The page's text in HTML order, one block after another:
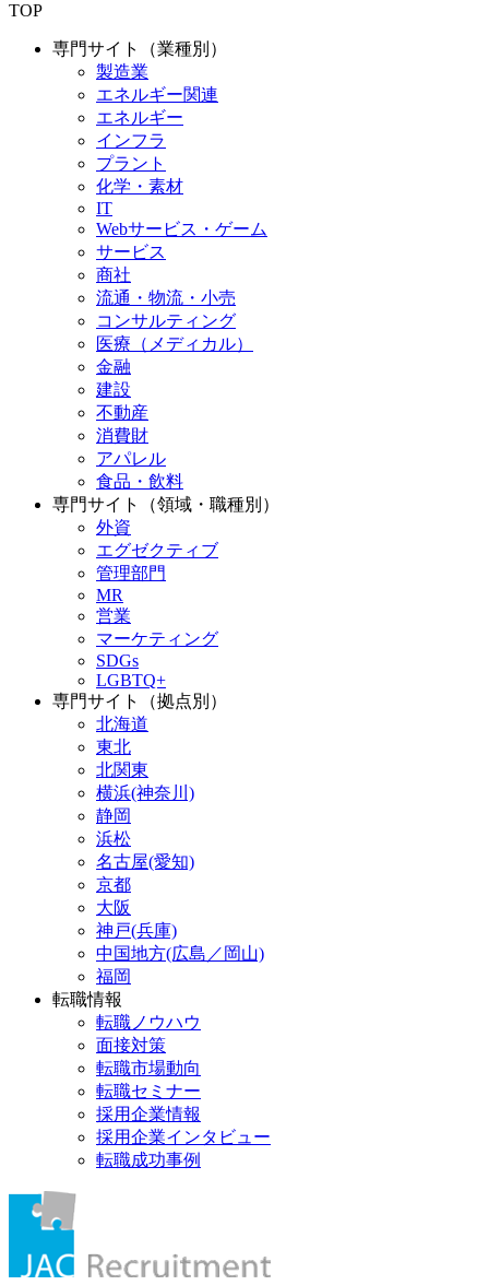
TOP
専門サイト（業種別）
製造業
エネルギー関連
エネルギー
インフラ
プラント
化学・素材
IT
Webサービス・ゲーム
サービス
商社
流通・物流・小売
コンサルティング
医療（メディカル）
金融
建設
不動産
消費財
アパレル
食品・飲料
専門サイト（領域・職種別）
外資
エグゼクティブ
管理部門
MR
営業
マーケティング
SDGs
LGBTQ+
専門サイト（拠点別）
北海道
東北
北関東
横浜(神奈川)
静岡
浜松
名古屋(愛知)
京都
大阪
神戸(兵庫)
中国地方(広島／岡山)
福岡
転職情報
転職ノウハウ
面接対策
転職市場動向
転職セミナー
採用企業情報
採用企業インタビュー
転職成功事例